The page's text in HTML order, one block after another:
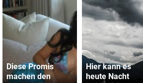
Diese Promis
machen den
Hier kann es
heute Nacht